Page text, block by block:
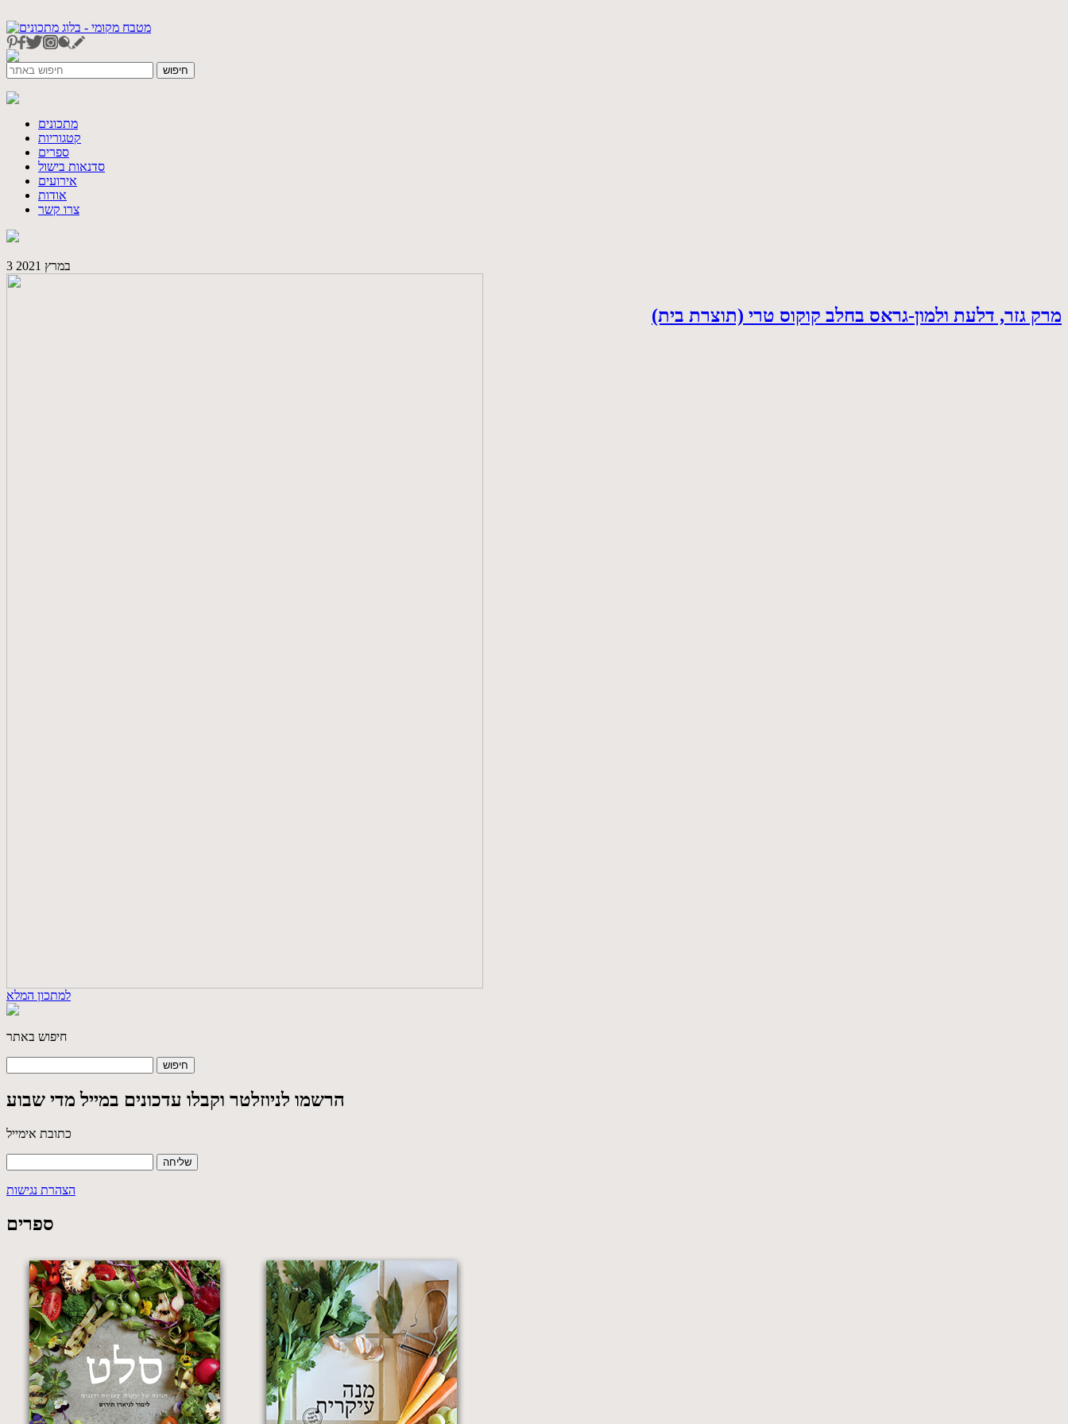
מתכונים
קטגוריות
ספרים
סדנאות בישול
אירועים
אודות
צרו קשר
3 במרץ 2021
מרק גזר, דלעת ולמון-גראס בחלב קוקוס טרי (תוצרת בית)
למתכון המלא
חיפוש באתר
הרשמו לניוזלטר וקבלו עדכונים במייל מדי שבוע
כתובת אימייל
הצהרת נגישות
ספרים